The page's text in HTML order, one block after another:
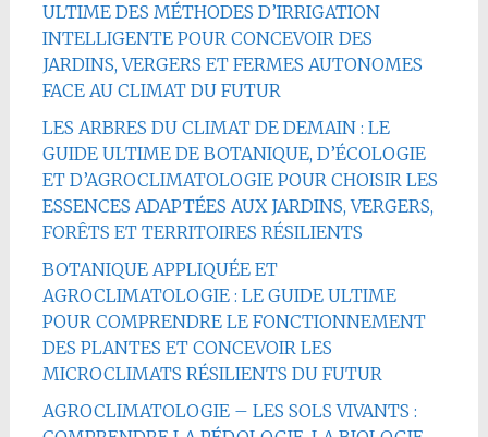
ULTIME DES MÉTHODES D’IRRIGATION
INTELLIGENTE POUR CONCEVOIR DES
JARDINS, VERGERS ET FERMES AUTONOMES
FACE AU CLIMAT DU FUTUR
LES ARBRES DU CLIMAT DE DEMAIN : LE
GUIDE ULTIME DE BOTANIQUE, D’ÉCOLOGIE
ET D’AGROCLIMATOLOGIE POUR CHOISIR LES
ESSENCES ADAPTÉES AUX JARDINS, VERGERS,
FORÊTS ET TERRITOIRES RÉSILIENTS
BOTANIQUE APPLIQUÉE ET
AGROCLIMATOLOGIE : LE GUIDE ULTIME
POUR COMPRENDRE LE FONCTIONNEMENT
DES PLANTES ET CONCEVOIR LES
MICROCLIMATS RÉSILIENTS DU FUTUR
AGROCLIMATOLOGIE – LES SOLS VIVANTS :